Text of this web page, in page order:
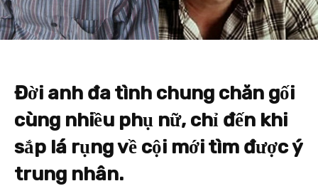
Đời anh đa tình chung chăn gối
cùng nhiều phụ nữ, chỉ đến khi
sắp lá rụng về cội mới tìm được ý
trung nhân.